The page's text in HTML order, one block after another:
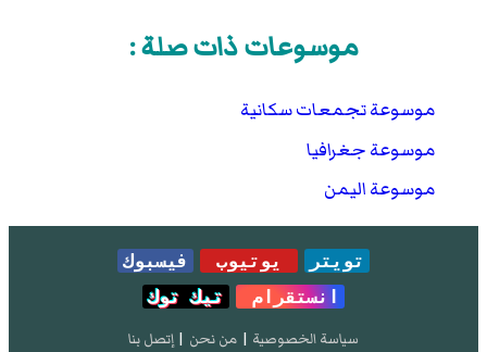
موسوعات ذات صلة :
موسوعة تجمعات سكانية
موسوعة جغرافيا
موسوعة اليمن
تويتر يوتيوب
فيسبوك
انستقرام
تيك توك
سياسة الخصوصية | من نحن | إتصل بنا